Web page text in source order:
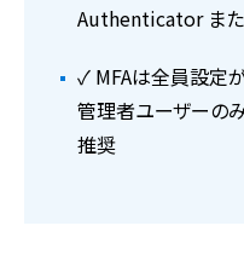
Authenticator また
✓ MFAは全員設定
管理者ユーザーの
推奨